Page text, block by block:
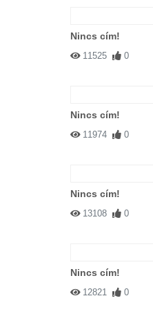
Nincs cím!
11525 0
Nincs cím!
11974 0
Nincs cím!
13108 0
Nincs cím!
12821 0